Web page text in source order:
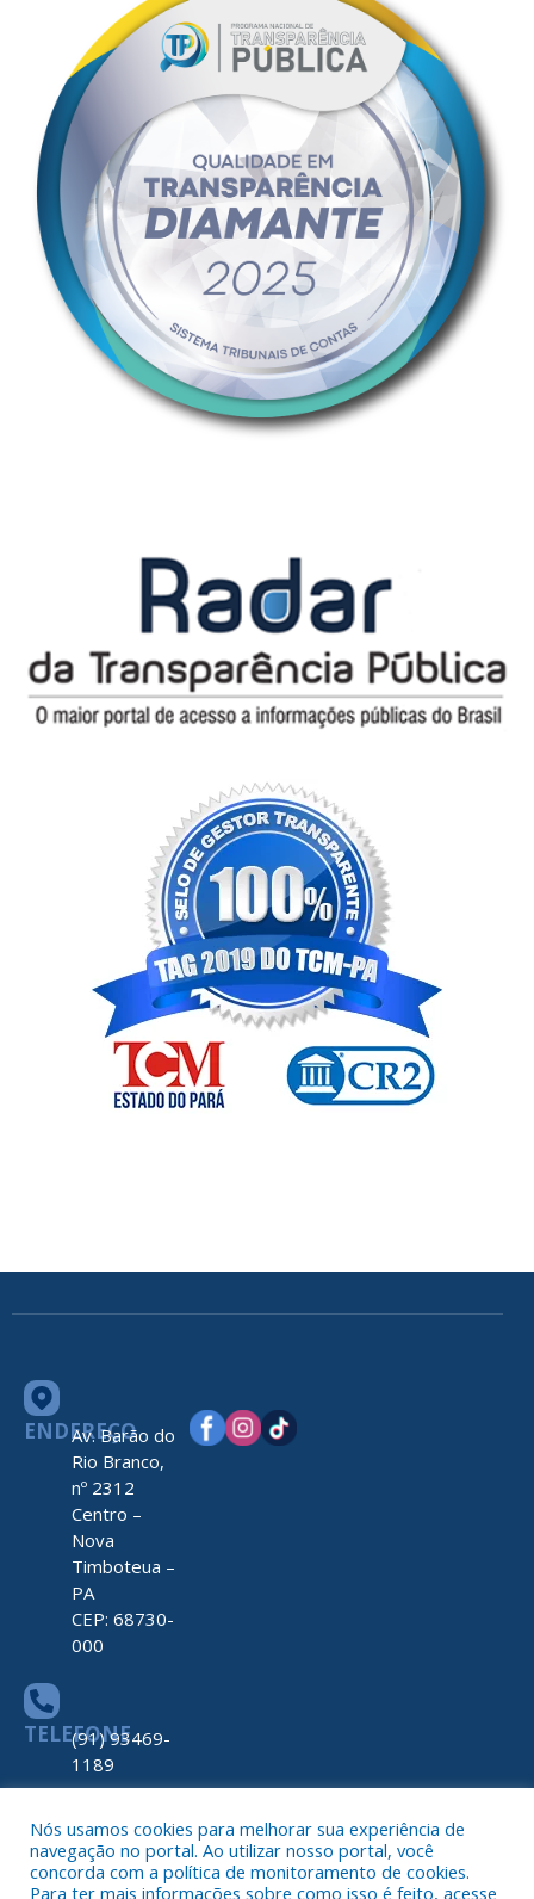
ENDEREÇO
Av. Barão do
Rio Branco,
nº 2312
Centro –
Nova
Timboteua –
PA
CEP: 68730-
000
TELEFONE
(91) 93469-
1189
ATENDIMENTO
De Segunda
a Sexta, de
Nós usamos cookies para melhorar sua experiência de
navegação no portal. Ao utilizar nosso portal, você
concorda com a política de monitoramento de cookies.
Para ter mais informações sobre como isso é feito, acesse